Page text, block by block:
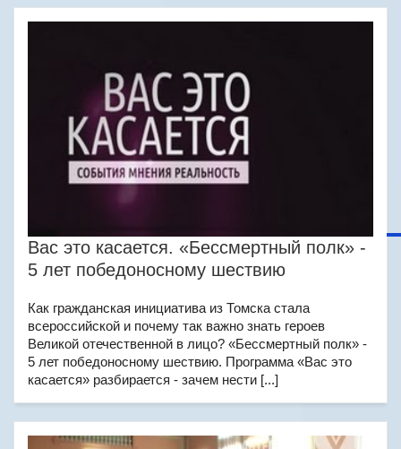
Вас это касается. «Бессмертный полк» -
5 лет победоносному шествию
Как гражданская инициатива из Томска стала
всероссийской и почему так важно знать героев
Великой отечественной в лицо? «Бессмертный полк» -
5 лет победоносному шествию. Программа «Вас это
касается» разбирается - зачем нести [...]